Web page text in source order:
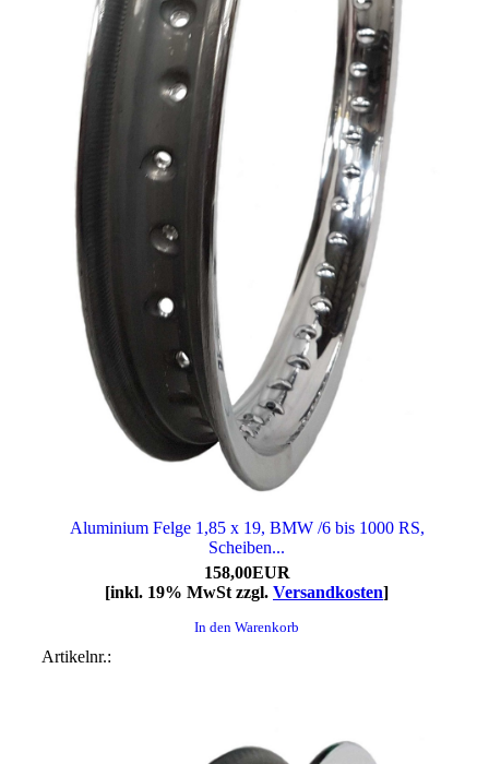
Aluminium Felge 1,85 x 19, BMW /6 bis 1000 RS,
Scheiben...
158,00EUR
[inkl. 19% MwSt zzgl. Versandkosten]
In den Warenkorb
Artikelnr.: